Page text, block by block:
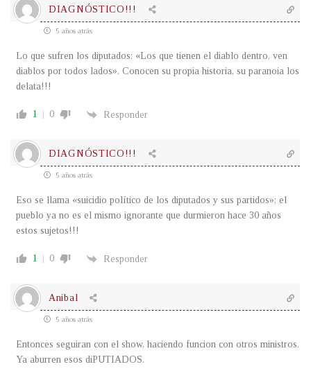
DIAGNÓSTICO!!!
5 años atrás
Lo que sufren los diputados: «Los que tienen el diablo dentro, ven
diablos por todos lados». Conocen su propia historia, su paranoia los
delata!!!
1 0 Responder
DIAGNÓSTICO!!!
5 años atrás
Eso se llama «suicidio político de los diputados y sus partidos»; el
pueblo ya no es el mismo ignorante que durmieron hace 30 años
estos sujetos!!!
1 0 Responder
Anibal
5 años atrás
Entonces seguiran con el show, haciendo funcion con otros ministros.
Ya aburren esos diPUTIADOS.